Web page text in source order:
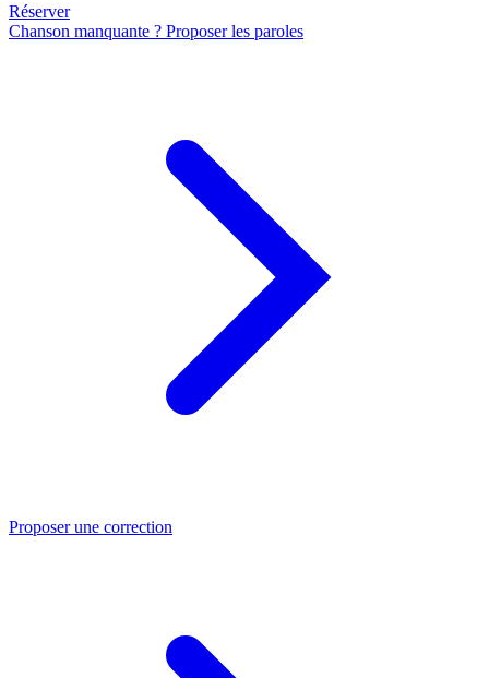
Réserver
Chanson manquante ? Proposer les paroles
Proposer une correction